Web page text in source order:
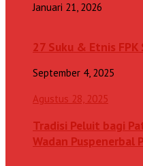
Januari 21, 2026
27 Suku & Etnis
September 4, 2025
Agustus 28, 2025
Tradisi Peluit bagi
Wadan Puspenerbal